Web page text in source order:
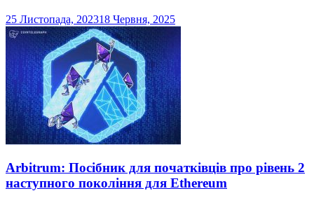
25 Листопада, 202318 Червня, 2025
Arbitrum: Посібник для початківців про рівень 2
наступного покоління для Ethereum